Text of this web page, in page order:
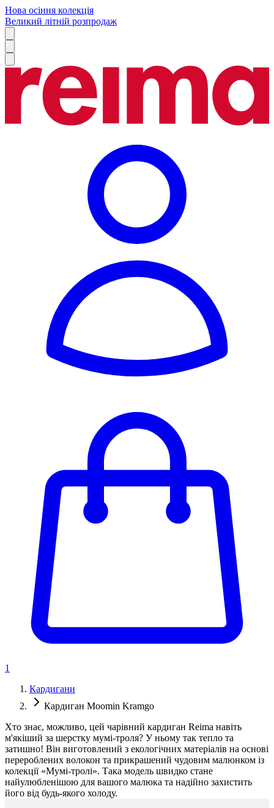
Нова осіння колекція
Великий літній розпродаж
1
Кардигани
Кардиган Moomin Kramgo
Хто знає, можливо, цей чарівний кардиган Reima навіть
м'якіший за шерстку мумі-троля? У ньому так тепло та
затишно! Він виготовлений з екологічних матеріалів на основі
перероблених волокон та прикрашений чудовим малюнком із
колекції «Мумі-тролі». Така модель швидко стане
найулюбленішою для вашого малюка та надійно захистить
його від будь-якого холоду.